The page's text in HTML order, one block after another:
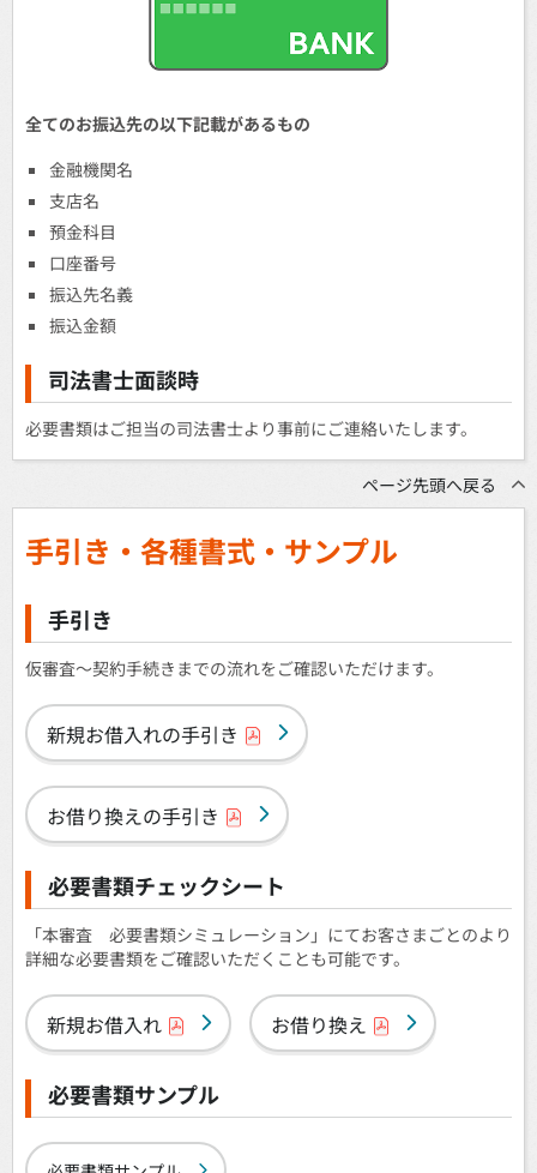
全てのお振込先の以下記載があるもの
金融機関名
支店名
預金科目
口座番号
振込先名義
振込金額
司法書士面談時
必要書類はご担当の司法書士より事前にご連絡いたします。
ページ先頭へ戻る
手引き・各種書式・サンプル
手引き
仮審査～契約手続きまでの流れをご確認いただけます。
新規お借入れの手引き
お借り換えの手引き
必要書類チェックシート
「本審査 必要書類シミュレーション」にてお客さまごとのより
詳細な必要書類をご確認いただくことも可能です。
新規お借入れ お借り換え
必要書類サンプル